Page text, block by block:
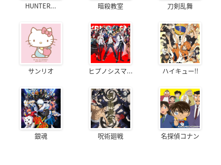
HUNTER... 暗殺教室 刀剣乱舞
サンリオ ヒプノシスマ... ハイキュー!!
銀魂 呪術廻戦 名探偵コナン